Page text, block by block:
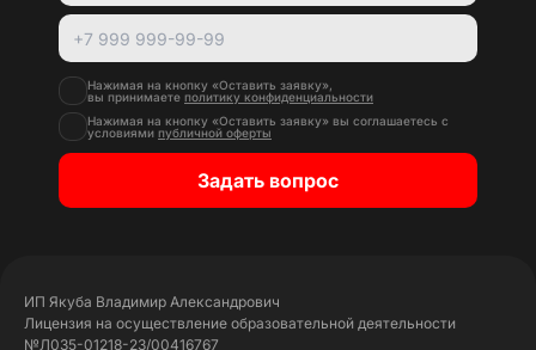
Нажимая на кнопку «Оставить заявку»,
вы принимаете политику конфиденциальности
Нажимая на кнопку «Оставить заявку» вы соглашаетесь с
условиями публичной оферты
Задать вопрос
ИП Якуба Владимир Александрович
Лицензия на осуществление образовательной деятельности
№Л035-01218-23/00416767